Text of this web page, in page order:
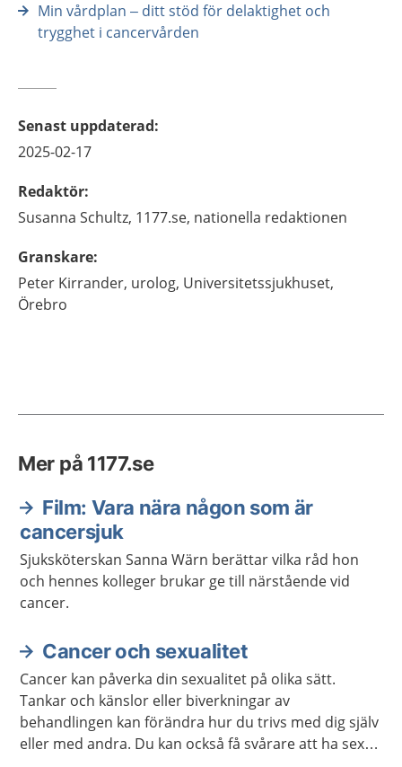
Min vårdplan – ditt stöd för delaktighet och
trygghet i cancervården
Senast uppdaterad:
2025-02-17
Redaktör:
Susanna Schultz, 1177.se, nationella redaktionen
Granskare:
Peter Kirrander, urolog, Universitetssjukhuset,
Örebro
Mer på 1177.se
Film: Vara nära någon som är
cancersjuk
Sjuksköterskan Sanna Wärn berättar vilka råd hon
och hennes kolleger brukar ge till närstående vid
cancer.
Cancer och sexualitet
Cancer kan påverka din sexualitet på olika sätt.
Tankar och känslor eller biverkningar av
behandlingen kan förändra hur du trivs med dig själv
eller med andra. Du kan också få svårare att ha sex